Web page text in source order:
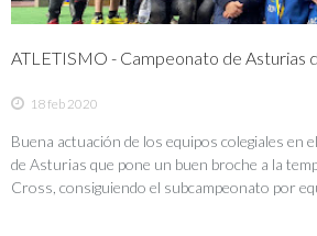
ATLETISMO - Campeonato de Asturias
18 feb 2020
Buena actuación de los equipos colegiales en
de Asturias que pone un buen broche a la
Cross, consiguiendo el subcampeonato por